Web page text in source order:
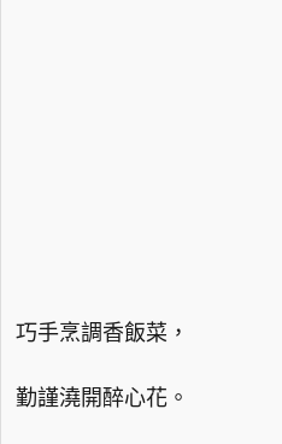
巧手烹調香飯菜，
勤謹澆開醉心花。